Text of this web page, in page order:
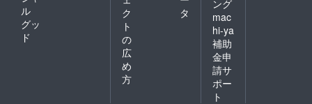
ル
グッ
ド
ク
ト
の
広
め
方
タ
ング
mac
hi-ya
補助
金申
請サ
ポー
ト